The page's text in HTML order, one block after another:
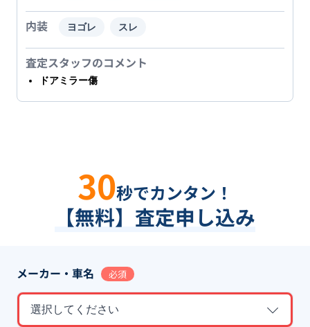
内装 ヨゴレ スレ
査定スタッフのコメント
ドアミラー傷
30秒でカンタン！
【無料】査定申し込み
メーカー・車名 必須
選択してください